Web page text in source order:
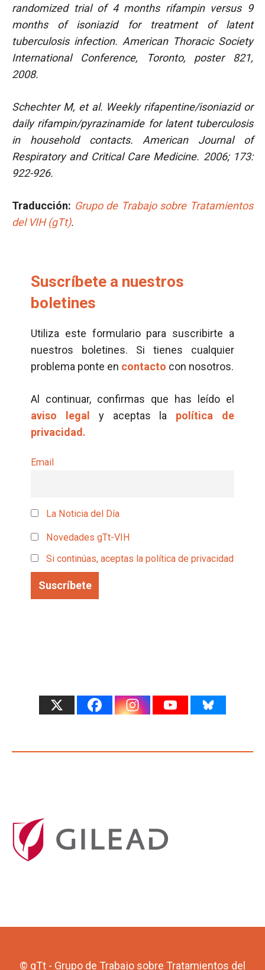
randomized trial of 4 months rifampin versus 9
months of isoniazid for treatment of latent
tuberculosis infection. American Thoracic Society
International Conference, Toronto, poster 821,
2008.
Schechter M, et al. Weekly rifapentine/isoniazid or
daily rifampin/pyrazinamide for latent tuberculosis
in household contacts. American Journal of
Respiratory and Critical Care Medicine. 2006; 173:
922-926.
Traducción: Grupo de Trabajo sobre Tratamientos
del VIH (gTt).
Suscríbete a nuestros
boletines
Utiliza este formulario para suscribirte a
nuestros boletines. Si tienes cualquier
problema ponte en contacto con nosotros.
Al continuar, confirmas que has leído el
aviso legal
y aceptas la política de
privacidad.
Email
La Noticia del Día
Novedades gTt-VIH
Si continúas, aceptas la política de privacidad
© gTt - Grupo de Trabajo sobre Tratamientos del